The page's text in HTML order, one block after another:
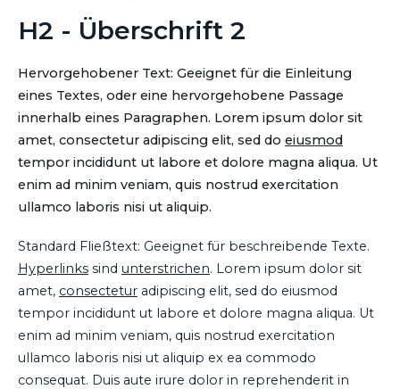
H2 - Überschrift 2
Hervorgehobener Text: Geeignet für die Einleitung
eines Textes, oder eine hervorgehobene Passage
innerhalb eines Paragraphen. Lorem ipsum dolor sit
amet, consectetur adipiscing elit, sed do eiusmod
tempor incididunt ut labore et dolore magna aliqua. Ut
enim ad minim veniam, quis nostrud exercitation
ullamco laboris nisi ut aliquip.
Standard Fließtext: Geeignet für beschreibende Texte.
Hyperlinks sind unterstrichen. Lorem ipsum dolor sit
amet, consectetur adipiscing elit, sed do eiusmod
tempor incididunt ut labore et dolore magna aliqua. Ut
enim ad minim veniam, quis nostrud exercitation
ullamco laboris nisi ut aliquip ex ea commodo
consequat. Duis aute irure dolor in reprehenderit in